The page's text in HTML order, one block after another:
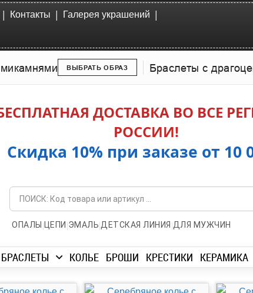
| Контакты | Галерея украшений |
камнями ВЫБРАТЬ ОБРАЗ Браслеты с
ДОСТАВКА ВО ВСЕ
РОССИИ!
Скидка 10% при заказе от 10
ОПАЛЫ | ЦЕПИ |ЭМАЛЬ|ДЕТСКАЯ ЛИНИЯ |ДЛЯ МУЖЧИН
БРАСЛЕТЫ КОЛЬЕ БРОШИ КРЕСТИКИ КЕРАМИКА